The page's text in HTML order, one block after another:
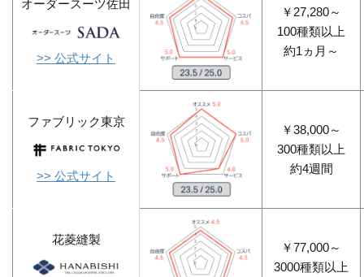
オーダースーツ佐田
>> 公式サイト
￥27,280～
100種類以上
約1ヵ月～
ファブリック東京
>> 公式サイト
￥38,000～
300種類以上
約4週間
花菱縫製
￥77,000～
3000種類以上